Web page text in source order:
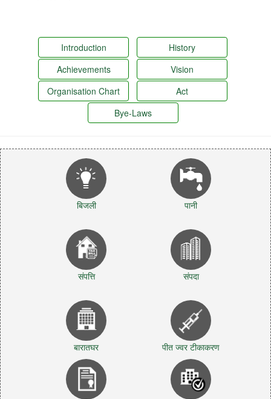
Introduction
History
Achievements
Vision
Organisation Chart
Act
Bye-Laws
बिजली पानी
संपत्ति संपदा
बारातघर पीत ज्वर टीकाकरण